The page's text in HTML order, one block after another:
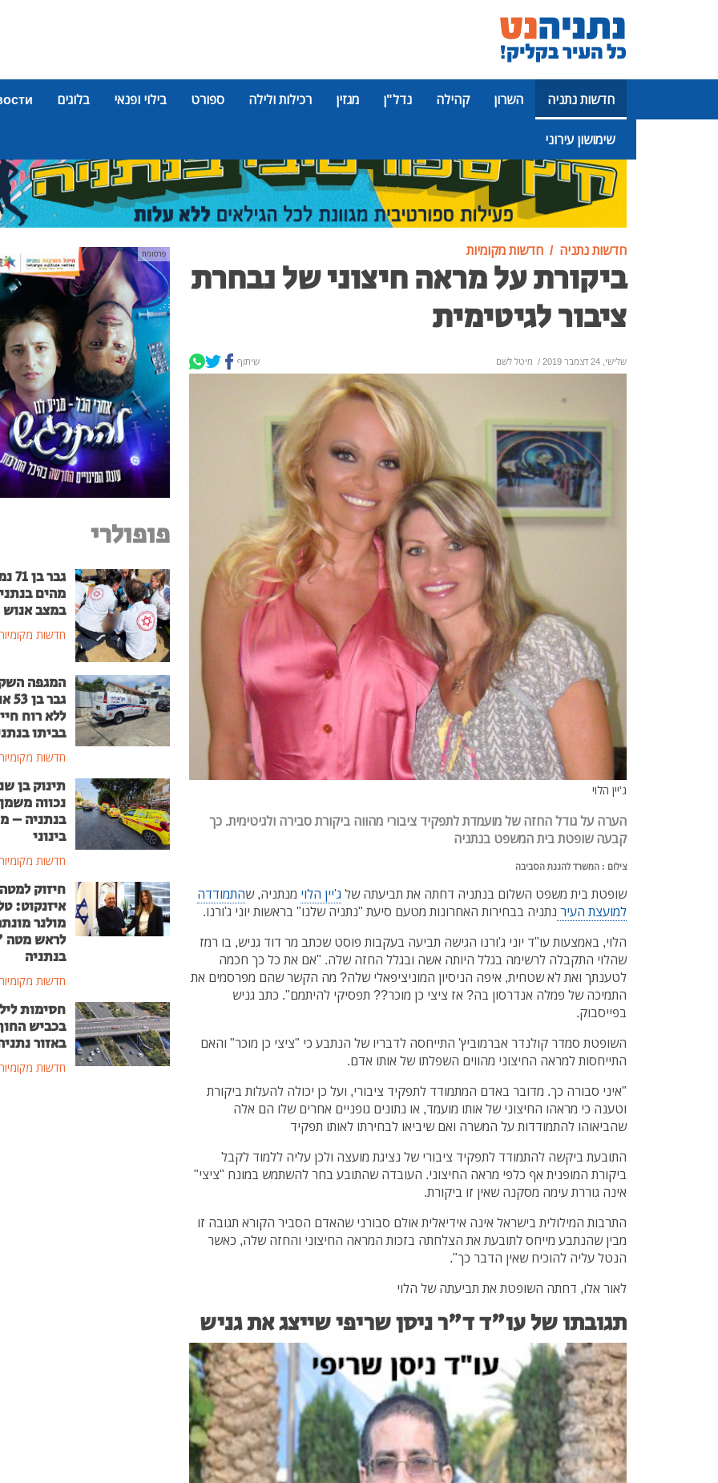
חדשות נתניה השרון קהילה נדל"ן מגזין רכילות ולילה ספורט בילוי ופנאי בלוגים
שימושון עירוני
פרסומת
חדשות נתניה חדשות מקומיות
ביקורת על מראה חיצוני של נבחרת
ציבור לגיטימית
שלישי, 24 דצמבר 2019 / מיטל לשם שיתוף
ג'יין הלוי
הערה על גודל החזה של מועמדת לתפקיד ציבורי מהווה ביקורת סבירה ולגיטימית. כך
קבעה שופטת בית המשפט בנתניה
צילום : המשרד להגנת הסביבה
שופטת בית משפט השלום בנתניה דחתה את תביעתה של ג'יין הלוי מנתניה, שהתמודדה
למועצת העיר נתניה בבחירות האחרונות מטעם סיעת "נתניה שלנו" בראשות יוני ג'ורנו.
הלוי, באמצעות עו"ד יוני ג'ורנו הגישה תביעה בעקבות פוסט שכתב מר דוד גניש, בו רמז
שהלוי התקבלה לרשימה בגלל היותה אשה ובגלל החזה שלה. "אם את כל כך חכמה
לטענתך ואת לא שטחית, איפה הניסיון המוניציפאלי שלה? מה הקשר שהם מפרסמים את
התמיכה של פמלה אנדרסון בה? אז ציצי כן מוכר?? תפסיקי להיתמם". כתב גניש
בפייסבוק.
השופטת סמדר קולנדר אברמוביץ' התייחסה לדבריו של הנתבע כי "ציצי כן מוכר" והאם
התייחסות למראה החיצוני מהווים השפלתו של אותו אדם.
"איני סבורה כך. מדובר באדם המתמודד לתפקיד ציבורי, ועל כן יכולה להעלות ביקורת
וטענה כי מראהו החיצוני של אותו מועמד, או נתונים גופניים אחרים שלו הם אלה
שהביאוהו להתמודדות על המשרה ואם שיביאו לבחירתו לאותו תפקיד
התובעת ביקשה להתמודד לתפקיד ציבורי של נציגת מועצה ולכן עליה ללמוד לקבל
ביקורת המופנית אף כלפי מראה החיצוני. העובדה שהתובע בחר להשתמש במונח "ציצי"
אינה גוררת עימה מסקנה שאין זו ביקורת.
התרבות המילולית בישראל אינה אידיאלית אולם סבורני שהאדם הסביר הקורא תגובה זו
מבין שהנתבע מייחס לתובעת את הצלחתה בזכות המראה החיצוני והחזה שלה, כאשר
הנטל עליה להוכיח שאין הדבר כך".
לאור אלו, דחתה השופטת את תביעתה של הלוי
תגובתו של עו"ד ד"ר ניסן שריפי שייצג את גניש
פרסומת
פופולרי
גבר
מהים
במצב אנוש
חדשות
המגפה
גבר
ללא רוח
בביתו
חדשות
תינוק בן
נכווה
בנתניה –
בינוני
חדשות
חיזוק למטה
איזנקוט:
מולנר
לראש
בנתניה
חדשות
חסימות
בכביש
באזור
חדשות